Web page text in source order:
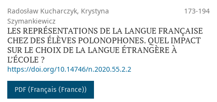
Radosław Kucharczyk, Krystyna
Szymankiewicz
173-194
LES REPRÉSENTATIONS DE LA LANGUE FRANÇAISE
CHEZ DES ÉLÈVES POLONOPHONES. QUEL IMPACT
SUR LE CHOIX DE LA LANGUE ÉTRANGÈRE À
L’ÉCOLE ?
https://doi.org/10.14746/n.2020.55.2.2
PDF (Français (France))